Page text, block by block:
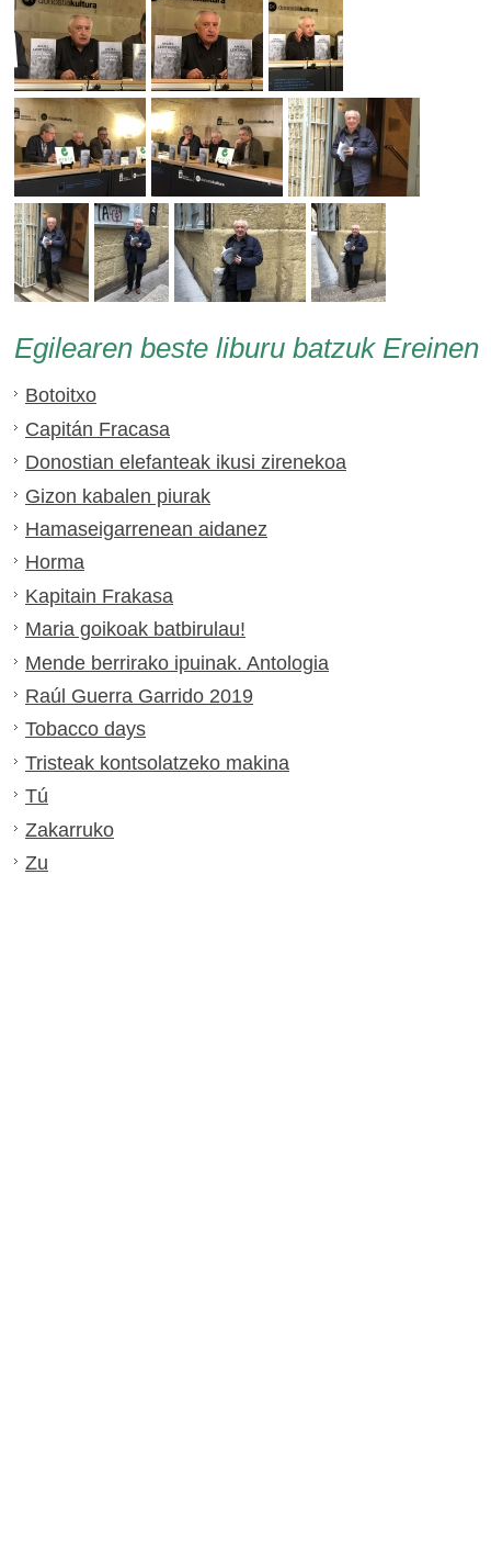
Egilearen beste liburu batzuk Ereinen
Botoitxo
Capitán Fracasa
Donostian elefanteak ikusi zirenekoa
Gizon kabalen piurak
Hamaseigarrenean aidanez
Horma
Kapitain Frakasa
Maria goikoak batbirulau!
Mende berrirako ipuinak. Antologia
Raúl Guerra Garrido 2019
Tobacco days
Tristeak kontsolatzeko makina
Tú
Zakarruko
Zu